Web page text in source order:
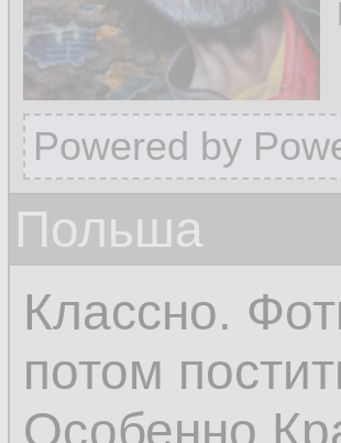
Powered by
Польша
Классно.
потом
Особенно